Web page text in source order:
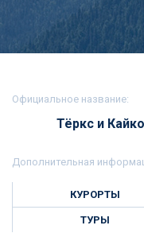
Официальное название:
Тёркс и
Дополнительная
КУРОРТЫ
ТУРЫ